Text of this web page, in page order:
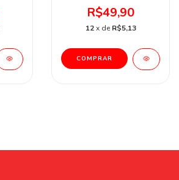
R$49,90
12 x de R$5,13